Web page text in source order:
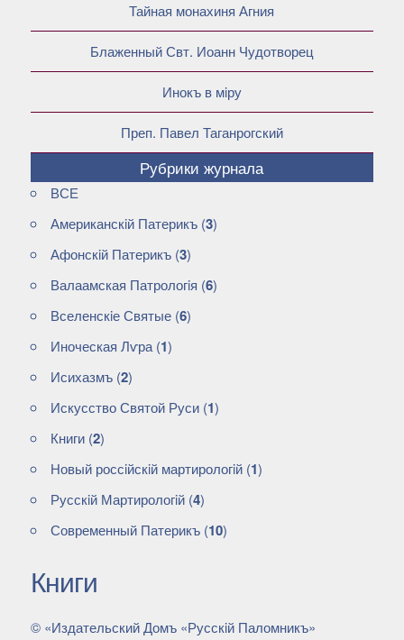
Тайная монахиня Агния
Блаженный Свт. Иоанн Чудотворец
Инокъ в мiру
Преп. Павел Таганрогский
Рубрики журнала
ВСЕ
Американскiй Патерикъ(3)
Афонскiй Патерикъ(3)
Валаамская Патрологiя (6)
Вселенскiе Святые(6)
Иноческая Лѵра(1)
Исихазмъ(2)
Искусство Святой Руси(1)
Книги(2)
Новый россiйскiй мартирологiй(1)
Русскiй Мартирологiй(4)
Современный Патерикъ(10)
Книги
© «Издательский Домъ «Русскiй Паломникъ»